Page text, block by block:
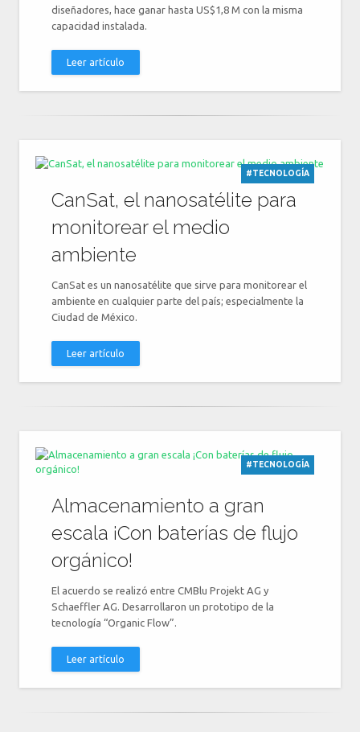
diseñadores, hace ganar hasta US$1,8 M con la misma
capacidad instalada.
Leer artículo
#TECNOLOGÍA
CanSat, el nanosatélite para
monitorear el medio
ambiente
CanSat es un nanosatélite que sirve para monitorear el
ambiente en cualquier parte del país; especialmente la
Ciudad de México.
Leer artículo
#TECNOLOGÍA
Almacenamiento a gran
escala ¡Con baterías de flujo
orgánico!
El acuerdo se realizó entre CMBlu Projekt AG y
Schaeffler AG. Desarrollaron un prototipo de la
tecnología “Organic Flow”.
Leer artículo